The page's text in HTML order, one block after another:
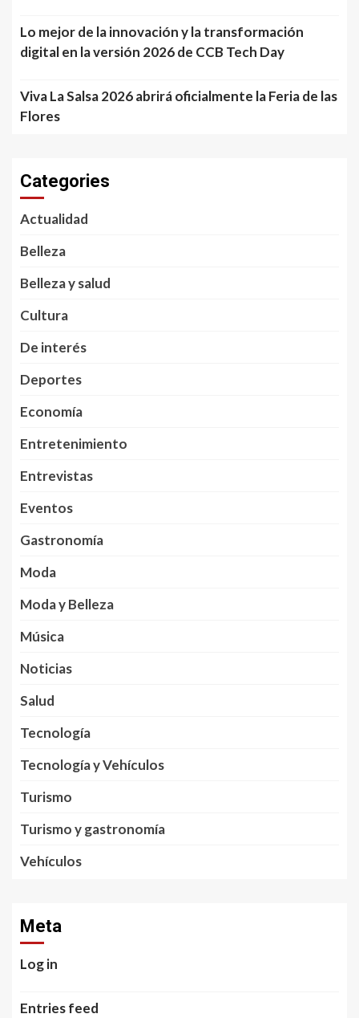
Lo mejor de la innovación y la transformación
digital en la versión 2026 de CCB Tech Day
Viva La Salsa 2026 abrirá oficialmente la Feria de las
Flores
Categories
Actualidad
Belleza
Belleza y salud
Cultura
De interés
Deportes
Economía
Entretenimiento
Entrevistas
Eventos
Gastronomía
Moda
Moda y Belleza
Música
Noticias
Salud
Tecnología
Tecnología y Vehículos
Turismo
Turismo y gastronomía
Vehículos
Meta
Log in
Entries feed